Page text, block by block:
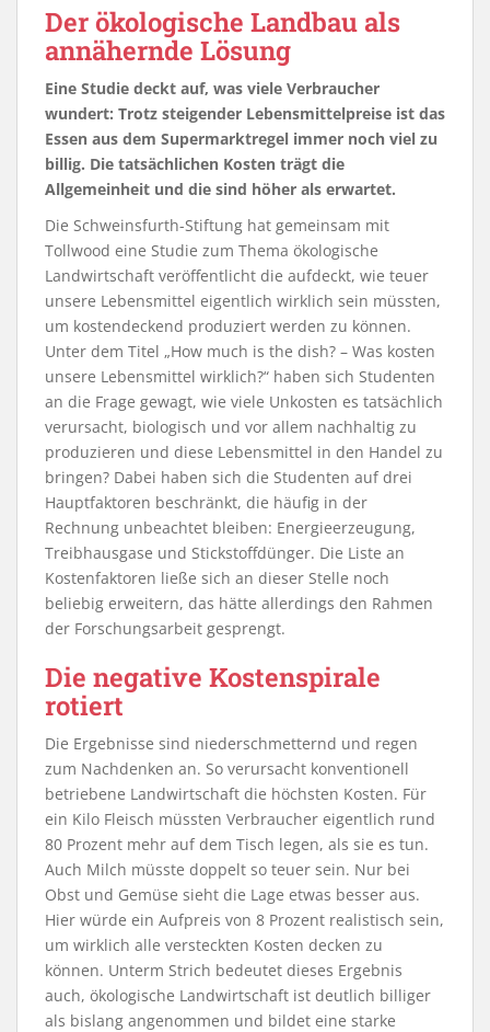
Der ökologische Landbau als
annähernde Lösung
Eine Studie deckt auf, was viele Verbraucher
wundert: Trotz steigender Lebensmittelpreise ist das
Essen aus dem Supermarktregel immer noch viel zu
billig. Die tatsächlichen Kosten trägt die
Allgemeinheit und die sind höher als erwartet.
Die Schweinsfurth-Stiftung hat gemeinsam mit
Tollwood eine Studie zum Thema ökologische
Landwirtschaft veröffentlicht die aufdeckt, wie teuer
unsere Lebensmittel eigentlich wirklich sein müssten,
um kostendeckend produziert werden zu können.
Unter dem Titel „How much is the dish? – Was kosten
unsere Lebensmittel wirklich?“ haben sich Studenten
an die Frage gewagt, wie viele Unkosten es tatsächlich
verursacht, biologisch und vor allem nachhaltig zu
produzieren und diese Lebensmittel in den Handel zu
bringen? Dabei haben sich die Studenten auf drei
Hauptfaktoren beschränkt, die häufig in der
Rechnung unbeachtet bleiben: Energieerzeugung,
Treibhausgase und Stickstoffdünger. Die Liste an
Kostenfaktoren ließe sich an dieser Stelle noch
beliebig erweitern, das hätte allerdings den Rahmen
der Forschungsarbeit gesprengt.
Die negative Kostenspirale
rotiert
Die Ergebnisse sind niederschmetternd und regen
zum Nachdenken an. So verursacht konventionell
betriebene Landwirtschaft die höchsten Kosten. Für
ein Kilo Fleisch müssten Verbraucher eigentlich rund
80 Prozent mehr auf dem Tisch legen, als sie es tun.
Auch Milch müsste doppelt so teuer sein. Nur bei
Obst und Gemüse sieht die Lage etwas besser aus.
Hier würde ein Aufpreis von 8 Prozent realistisch sein,
um wirklich alle versteckten Kosten decken zu
können. Unterm Strich bedeutet dieses Ergebnis
auch, ökologische Landwirtschaft ist deutlich billiger
als bislang angenommen und bildet eine starke